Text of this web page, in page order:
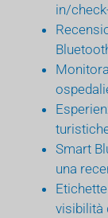
in/
Smart
una
visibilità